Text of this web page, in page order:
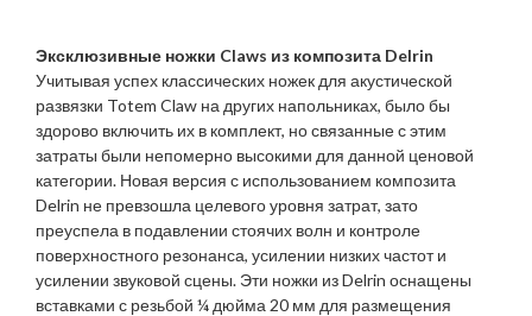
Эксклюзивные ножки Claws из композита Delrin
Учитывая успех классических ножек для акустической
развязки Totem Claw на других напольниках, было бы
здорово включить их в комплект, но связанные с этим
затраты были непомерно высокими для данной ценовой
категории. Новая версия с использованием композита
Delrin не превзошла целевого уровня затрат, зато
преуспела в подавлении стоячих волн и контроле
поверхностного резонанса, усилении низких частот и
усилении звуковой сцены. Эти ножки из Delrin оснащены
вставками с резьбой ¼ дюйма 20 мм для размещения